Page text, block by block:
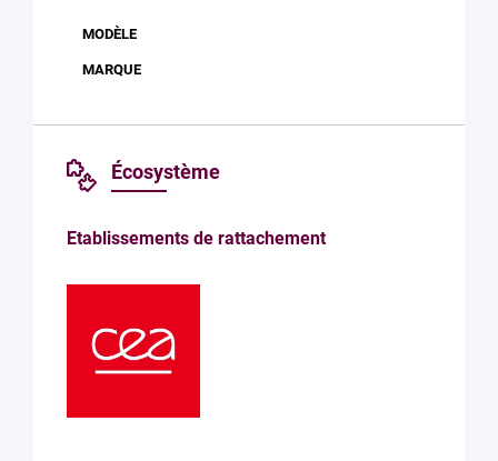
Écosystème
Etablissements de rattachement